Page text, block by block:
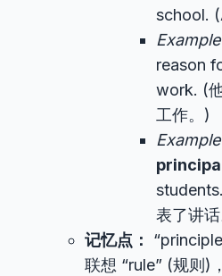
school.
Example
reason
work. (
工作。)
表了讲
记忆点：
联想 “rule” (规则)